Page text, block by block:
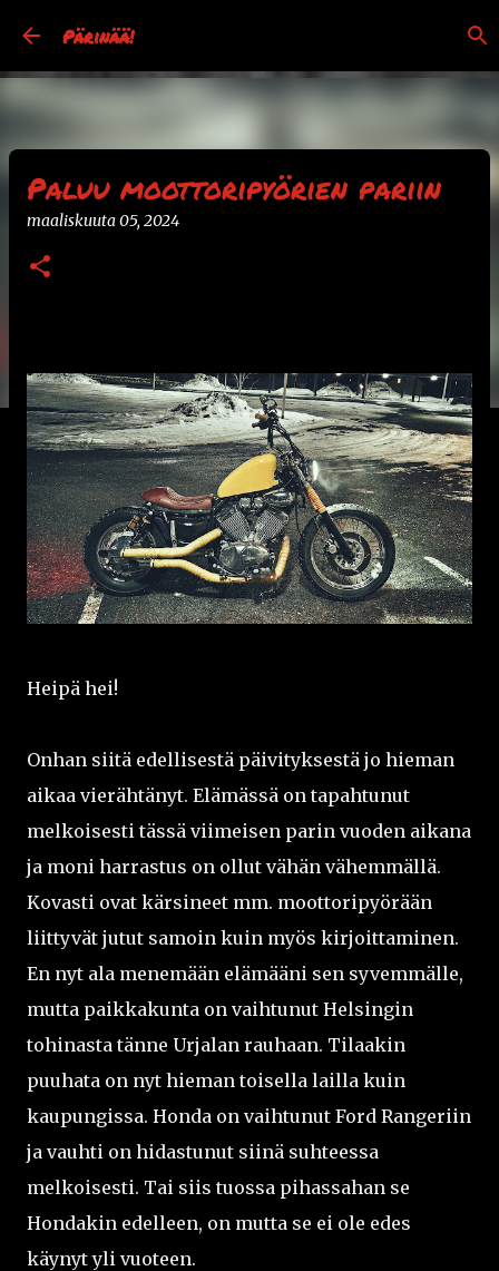
Pärinää!
Paluu moottoripyörien pariin
maaliskuuta 05, 2024
Heipä hei!
Onhan siitä edellisestä päivityksestä jo hieman
aikaa vierähtänyt. Elämässä on tapahtunut
melkoisesti tässä viimeisen parin vuoden aikana
ja moni harrastus on ollut vähän vähemmällä.
Kovasti ovat kärsineet mm. moottoripyörään
liittyvät jutut samoin kuin myös kirjoittaminen.
En nyt ala menemään elämääni sen syvemmälle,
mutta paikkakunta on vaihtunut Helsingin
tohinasta tänne Urjalan rauhaan. Tilaakin
puuhata on nyt hieman toisella lailla kuin
kaupungissa. Honda on vaihtunut Ford Rangeriin
ja vauhti on hidastunut siinä suhteessa
melkoisesti. Tai siis tuossa pihassahan se
Hondakin edelleen, on mutta se ei ole edes
käynyt yli vuoteen.